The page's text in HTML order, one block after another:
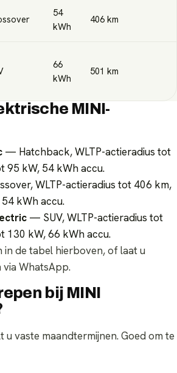
54
kWh
406 km
66
kWh
501 km
MINI-
— Hatchback, WLTP-actieradius tot
95 kW, 54 kWh accu.
WLTP-actieradius tot 406 km,
kWh accu.
— SUV, WLTP-actieradius tot
130 kW, 66 kWh accu.
in de tabel hierboven, of laat u
WhatsApp.
bij MINI
u vaste maandtermijnen. Goed om te